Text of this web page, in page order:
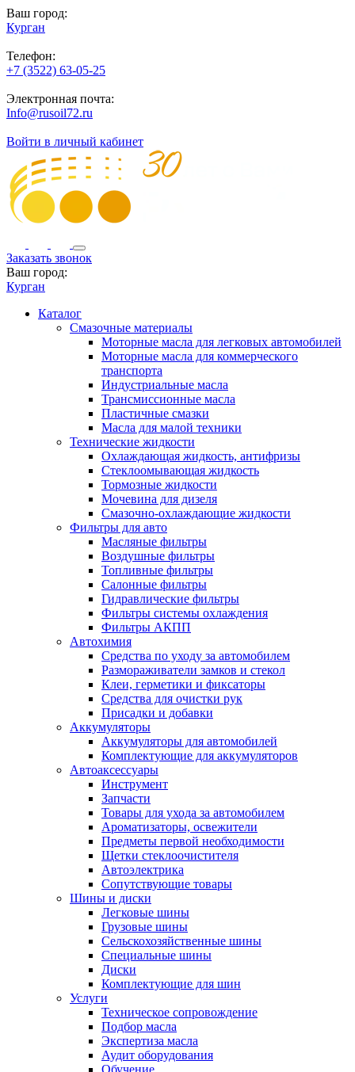
Ваш город:
Курган
Телефон:
+7 (3522) 63-05-25
Электронная почта:
Info@rusoil72.ru
Войти в личный кабинет
Заказать звонок
Ваш город:
Курган
Каталог
Смазочные материалы
Моторные масла для легковых автомобилей
Моторные масла для коммерческого
транспорта
Индустриальные масла
Трансмиссионные масла
Пластичные смазки
Масла для малой техники
Технические жидкости
Охлаждающая жидкость, антифризы
Стеклоомывающая жидкость
Тормозные жидкости
Мочевина для дизеля
Смазочно-охлаждающие жидкости
Фильтры для авто
Масляные фильтры
Воздушные фильтры
Топливные фильтры
Салонные фильтры
Гидравлические фильтры
Фильтры системы охлаждения
Фильтры АКПП
Автохимия
Средства по уходу за автомобилем
Размораживатели замков и стекол
Клеи, герметики и фиксаторы
Средства для очистки рук
Присадки и добавки
Аккумуляторы
Аккумуляторы для автомобилей
Комплектующие для аккумуляторов
Автоаксессуары
Инструмент
Запчасти
Товары для ухода за автомобилем
Ароматизаторы, освежители
Предметы первой необходимости
Щетки стеклоочистителя
Автоэлектрика
Сопутствующие товары
Шины и диски
Легковые шины
Грузовые шины
Сельскохозяйственные шины
Специальные шины
Диски
Комплектующие для шин
Услуги
Техническое сопровождение
Подбор масла
Экспертиза масла
Аудит оборудования
Обучение